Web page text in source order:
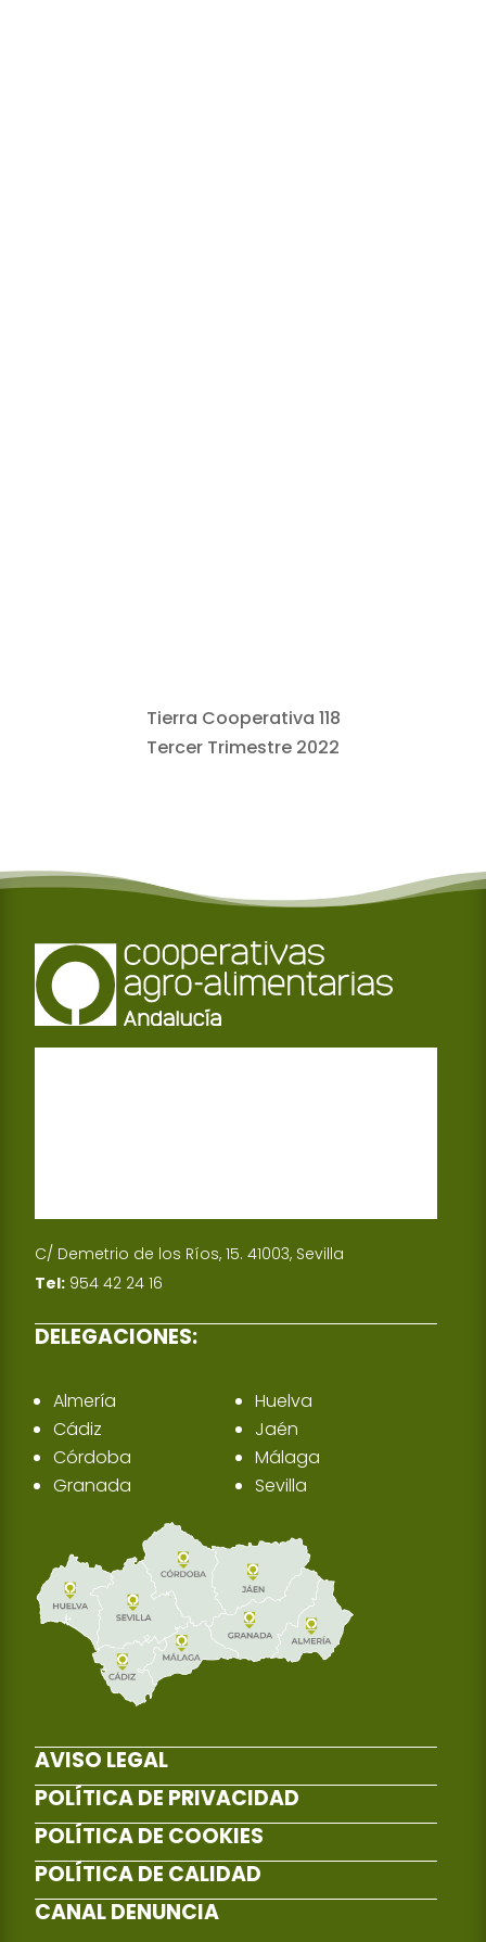
Tierra Cooperativa 118
Tercer Trimestre 2022
C/ Demetrio de los Ríos, 15. 41003, Sevilla
Tel: 954 42 24 16
DELEGACIONES:
Almería
Cádiz
Córdoba
Granada
Huelva
Jaén
Málaga
Sevilla
AVISO LEGAL
POLÍTICA DE PRIVACIDAD
POLÍTICA DE COOKIES
POLÍTICA DE CALIDAD
CANAL DENUNCIA